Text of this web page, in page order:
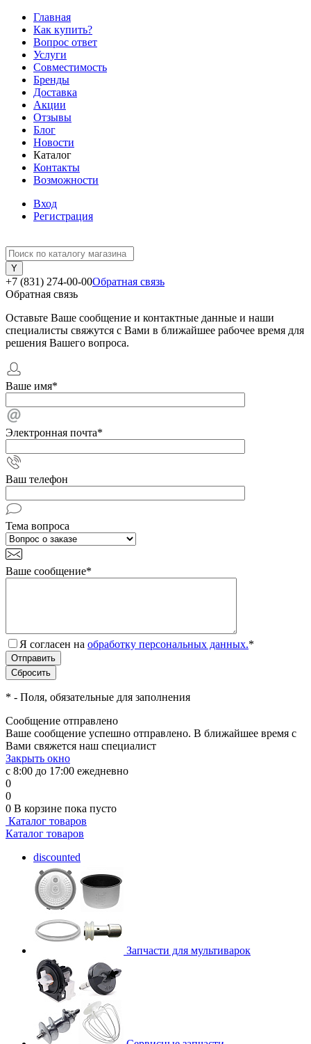
Главная
Как купить?
Вопрос ответ
Услуги
Совместимость
Бренды
Доставка
Акции
Отзывы
Блог
Новости
Каталог
Контакты
Возможности
Вход
Регистрация
+7 (831) 274-00-00Обратная связь
Обратная связь
Оставьте Ваше сообщение и контактные данные и наши
специалисты свяжутся с Вами в ближайшее рабочее время для
решения Вашего вопроса.
Ваше имя*
Электронная почта*
Ваш телефон
Тема вопроса
Ваше сообщение*
Я согласен на обработку персональных данных.*
* - Поля, обязательные для заполнения
Сообщение отправлено
Ваше сообщение успешно отправлено. В ближайшее время с
Вами свяжется наш специалист
Закрыть окно
с 8:00 до 17:00 ежедневно
0
0
0 В корзине пока пусто
Каталог товаров
Каталог товаров
discounted
Запчасти для мультиварок